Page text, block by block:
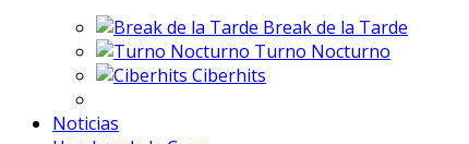
Break de la Tarde
Turno Nocturno
Ciberhits
Noticias